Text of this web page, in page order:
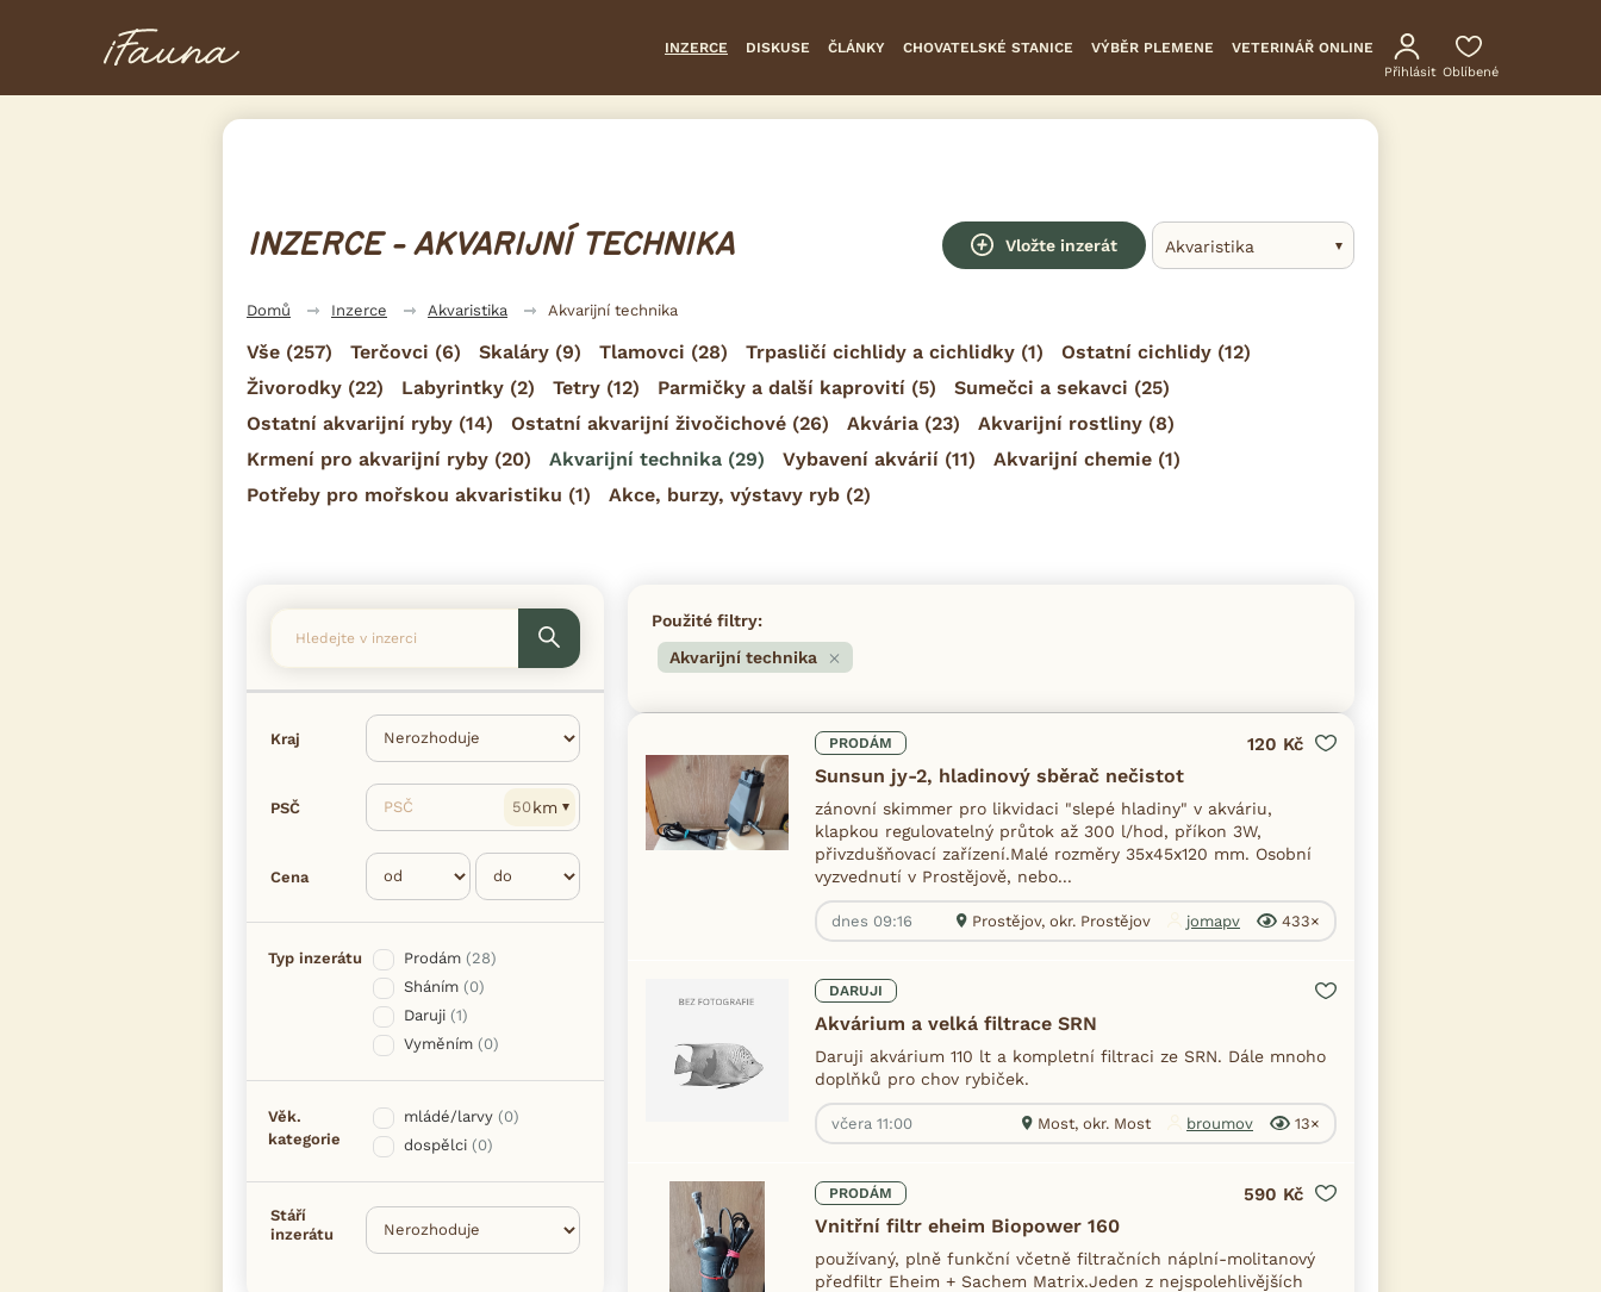
INZERCE DISKUSE ČLÁNKY CHOVATELSKÉ STANICE VÝBĚR PLEMENE VETERINÁŘ ONLINE
Přihlásit Oblíbené
INZERCE - AKVARIJNÍ TECHNIKA Vložte inzerát Akvaristika
Domů Inzerce Akvaristika Akvarijní technika
Vše (257) Terčovci (6) Skaláry (9) Tlamovci (28) Trpasličí cichlidy a cichlidky (1) Ostatní cichlidy (12)
Živorodky (22) Labyrintky (2) Tetry (12) Parmičky a další kaprovití (5) Sumečci a sekavci (25)
Ostatní akvarijní ryby (14) Ostatní akvarijní živočichové (26) Akvária (23) Akvarijní rostliny (8)
Krmení pro akvarijní ryby (20) Akvarijní technika (29) Vybavení akvárií (11) Akvarijní chemie (1)
Potřeby pro mořskou akvaristiku (1) Akce, burzy, výstavy ryb (2)
Kraj
PSČ PSČ km
Cena
Typ inzerátu Prodám (28)
Sháním (0)
Daruji (1)
Vyměním (0)
Věk.
kategorie
mládé/larvy (0)
dospělci (0)
Stáří
inzerátu
Použité filtry:
Akvarijní technika
PRODÁM
Sunsun jy-2, hladinový sběrač nečistot
120 Kč
zánovní skimmer pro likvidaci "slepé hladiny" v akváriu,
klapkou regulovatelný průtok až 300 l/hod, příkon 3W,
přivzdušňovací zařízení.Malé rozměry 35x45x120 mm. Osobní
vyzvednutí v Prostějově, nebo...
dnes 09:16 Prostějov, okr. Prostějov jomapv 433×
DARUJI
Akvárium a velká filtrace SRN
Daruji akvárium 110 lt a kompletní filtraci ze SRN. Dále mnoho
doplňků pro chov rybiček.
včera 11:00 Most, okr. Most broumov 13×
PRODÁM
Vnitřní filtr eheim Biopower 160
590 Kč
používaný, plně funkční včetně filtračních náplní-molitanový
předfiltr Eheim + Sachem Matrix.Jeden z nejspolehlivějších